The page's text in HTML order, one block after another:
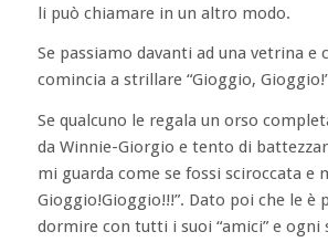
li può chiamare in un altro modo.
Se passiamo davanti ad una vetrina e
comincia a strillare “Gioggio,
Se qualcuno le regala un orso
da Winnie-Giorgio e tento di
mi guarda come se fossi sciroccata e
Gioggio!Gioggio!!!”. Dato poi che le è
dormire con tutti i suoi “amici” e ogni